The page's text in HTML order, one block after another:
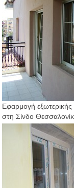
Εφαρμογή
στη Σίνδο